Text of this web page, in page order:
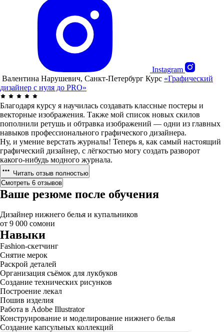
Instagram
Валентина Нарушевич, Санкт-Петербург Курс «Графический
дизайнер с нуля до PRO»
Благодаря курсу я научилась создавать классные постеры и
векторные изображения. Также мой список новых скилов
пополнили ретушь и обтравка изображений — одни из главных
навыков профессионального графического дизайнера.
Ну, и умение верстать журналы! Теперь я, как самый настоящий
графический дизайнер, с лёгкостью могу создать разворот
какого-нибудь модного журнала.
Читать отзыв полностью
Смотреть 6 отзывов
Ваше резюме после обучения
Дизайнер нижнего белья и купальников
от 9 000 сомони
Навыки
Fashion-скетчинг
Снятие мерок
Раскрой деталей
Организация съёмок для лукбуков
Создание технических рисунков
Построение лекал
Пошив изделия
Работа в Adobe Illustrator
Конструирование и моделирование нижнего белья
Создание капсульных коллекций